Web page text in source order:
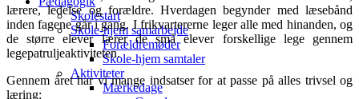
Skolestart
Skole-hjem samarbejde
Forældremøder
Skole-hjem samtaler
Aktiviteter
Mærkedage
lærere, ledelse og forældre. Hverdagen begynder med læsebånd
inden fagene går i gang. I frikvartererne leger alle med hinanden, og
de større elever lærer de små elever forskellige lege gennem
legepatruljeaktiviteten.
Gennem året har vi mange indsatser for at passe på alles trivsel og
læring: